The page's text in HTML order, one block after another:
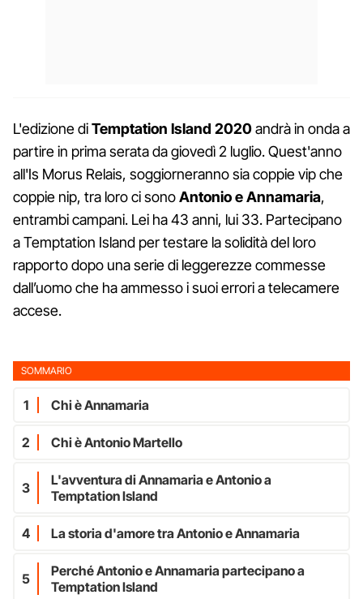
L'edizione diTemptation Island 2020andrà in onda a
partire in prima serata da giovedì 2 luglio. Quest'anno
all'Is Morus Relais, soggiorneranno sia coppie vip che
coppie nip, tra loro ci sonoAntonio e Annamaria,
entrambi campani. Lei ha 43 anni, lui 33. Partecipano
a Temptation Island per testare la solidità del loro
rapporto dopo una serie di leggerezze commesse
dall’uomo che ha ammesso i suoi errori a telecamere
accese.
SOMMARIO
1 Chi è Annamaria
2 Chi è Antonio Martello
3
L'avventura di Annamaria e Antonio a
Temptation Island
4 La storia d'amore tra Antonio e Annamaria
5
Perché Antonio e Annamaria partecipano a
Temptation Island